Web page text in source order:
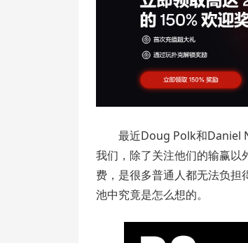
最近Doug Polk和Daniel
我们，除了关注他们的输赢以
费，是很多普通人都无法负
池中究竟是怎么想的。